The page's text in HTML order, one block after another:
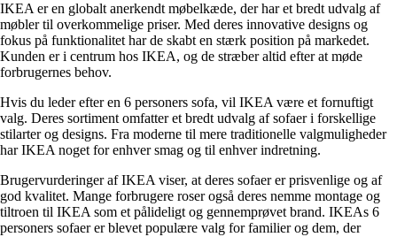
IKEA er en globalt anerkendt møbelkæde, der har et bredt udvalg af
møbler til overkommelige priser. Med deres innovative designs og
fokus på funktionalitet har de skabt en stærk position på markedet.
Kunden er i centrum hos IKEA, og de stræber altid efter at møde
forbrugernes behov.
Hvis du leder efter en 6 personers sofa, vil IKEA være et fornuftigt
valg. Deres sortiment omfatter et bredt udvalg af sofaer i forskellige
stilarter og designs. Fra moderne til mere traditionelle valgmuligheder
har IKEA noget for enhver smag og til enhver indretning.
Brugervurderinger af IKEA viser, at deres sofaer er prisvenlige og af
god kvalitet. Mange forbrugere roser også deres nemme montage og
tiltroen til IKEA som et pålideligt og gennemprøvet brand. IKEAs 6
personers sofaer er blevet populære valg for familier og dem, der